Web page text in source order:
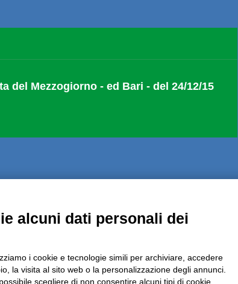
del Mezzogiorno - ed Bari - del 24/12/15
Legali Privacy Informative GDPR (679/2016)
Azienda certificata UNI EN ISO 9001:2015
alcuni dati personali dei
i cookie e tecnologie simili per archiviare, accedere
la visita al sito web o la personalizzazione degli annunci.
scegliere di non consentire alcuni tipi di cookie.